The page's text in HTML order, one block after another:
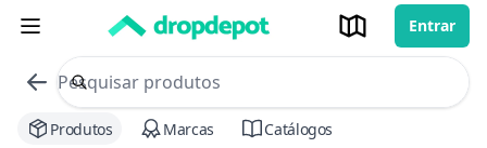
Entrar
commerce search no header
Procurar
Produtos Marcas Catálogos